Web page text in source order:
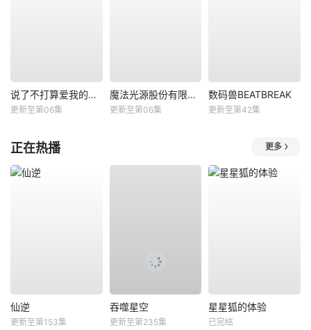
说了不打算爱我的公爵继承人，不知为何对我宠爱有加
更新至第06集
魔法光源股份有限公司第二季
更新至第06集
数码兽BEATBREAK
更新至第42集
正在热播 更多
仙逆
更新至第153集
吞噬星空
更新至第235集
星星狐的体验
已完结